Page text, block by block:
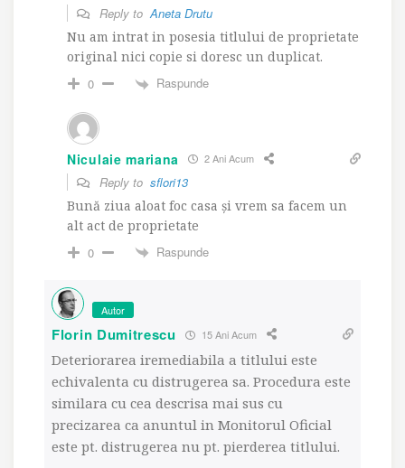
Reply toAneta Drutu
Nu am intrat in posesia titlului de proprietate
original nici copie si doresc un duplicat.
0
Raspunde
Niculaie mariana 2 Ani Acum
Reply to sflori13
Bună ziua aloat foc casa și vrem sa facem un
alt act de proprietate
0
Raspunde
Autor
Florin Dumitrescu 15 Ani Acum
Deteriorarea iremediabila a titlului este
echivalenta cu distrugerea sa. Procedura este
similara cu cea descrisa mai sus cu
precizarea ca anuntul in Monitorul Oficial
este pt. distrugerea nu pt. pierderea titlului.